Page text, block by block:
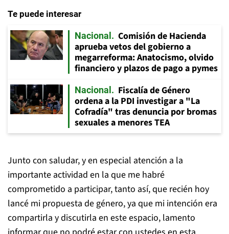
Te puede interesar
Nacional
Comisión de Hacienda
aprueba vetos del gobierno a
megarreforma: Anatocismo, olvido
financiero y plazos de pago a pymes
Nacional
Fiscalía de Género
ordena a la PDI investigar a "La
Cofradía" tras denuncia por bromas
sexuales a menores TEA
Junto con saludar, y en especial atención a la
importante actividad en la que me habré
comprometido a participar, tanto así, que recién hoy
lancé mi propuesta de género, ya que mi intención era
compartirla y discutirla en este espacio, lamento